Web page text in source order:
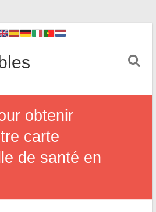
obtenir
carte
de santé en